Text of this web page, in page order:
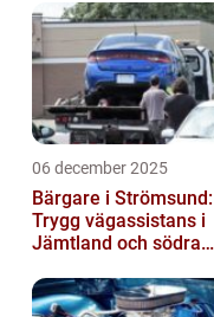
06 december 2025
Bärgare i Strömsund:
Trygg vägassistans i
Jämtland och södra